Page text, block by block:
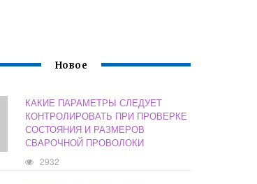
Новое
КАКИЕ ПАРАМЕТРЫ СЛЕДУЕТ
КОНТРОЛИРОВАТЬ ПРИ ПРОВЕРКЕ
СОСТОЯНИЯ И РАЗМЕРОВ
СВАРОЧНОЙ ПРОВОЛОКИ
2932